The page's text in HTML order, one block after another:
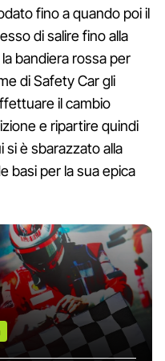
fino a quando poi il
di salire fino alla
bandiera rossa per
di Safety Car gli
il cambio
e ripartire quindi
si è sbarazzato alla
basi per la sua epica